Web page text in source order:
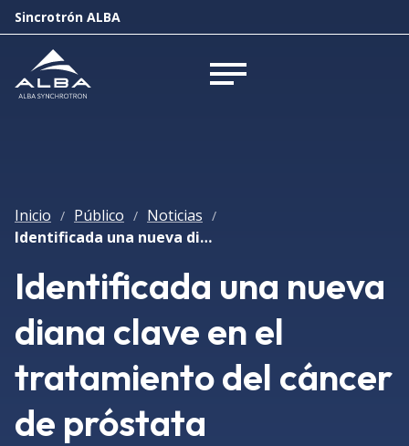
Sincrotrón ALBA
Abrir menú
Inicio / Público / Noticias /
Identificada una nueva diana clave en el tratamiento del cáncer de próstata
Identificada una nueva
diana clave en el
tratamiento del cáncer
de próstata